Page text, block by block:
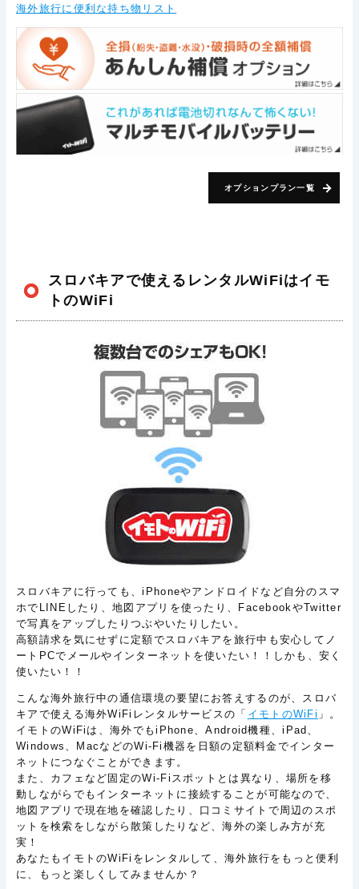
海外旅行に便利な持ち物リスト
オプションプラン一覧
スロバキアで使えるレンタルWiFiはイモ
トのWiFi
スロバキアに行っても、iPhoneやアンドロイドなど自分のスマ
ホでLINEしたり、地図アプリを使ったり、FacebookやTwitter
で写真をアップしたりつぶやいたりしたい。
高額請求を気にせずに定額でスロバキアを旅行中も安心してノ
ートPCでメールやインターネットを使いたい！！しかも、安く
使いたい！！
こんな海外旅行中の通信環境の要望にお答えするのが、スロバ
キアで使える海外WiFiレンタルサービスの「 イモトのWiFi 」。
イモトのWiFiは、海外でもiPhone、Android機種、iPad、
Windows、MacなどのWi-Fi機器を日額の定額料金でインター
ネットにつなぐことができます。
また、カフェなど固定のWi-Fiスポットとは異なり、場所を移
動しながらでもインターネットに接続することが可能なので、
地図アプリで現在地を確認したり、口コミサイトで周辺のスポ
ットを検索をしながら散策したりなど、海外の楽しみ方が充
実！
あなたもイモトのWiFiをレンタルして、海外旅行をもっと便利
に、もっと楽しくしてみませんか？